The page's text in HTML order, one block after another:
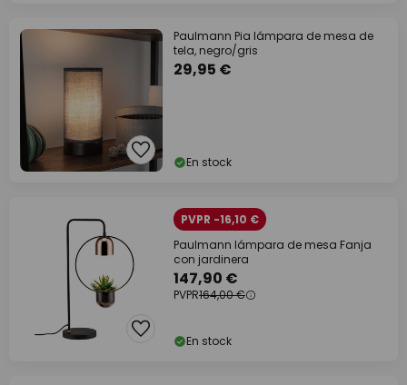
Paulmann Pia lámpara de mesa de
tela, negro/gris
29,95 €
En stock
PVPR -16,10 €
Paulmann lámpara de mesa Fanja
con jardinera
147,90 €
PVPR164,00 €
En stock